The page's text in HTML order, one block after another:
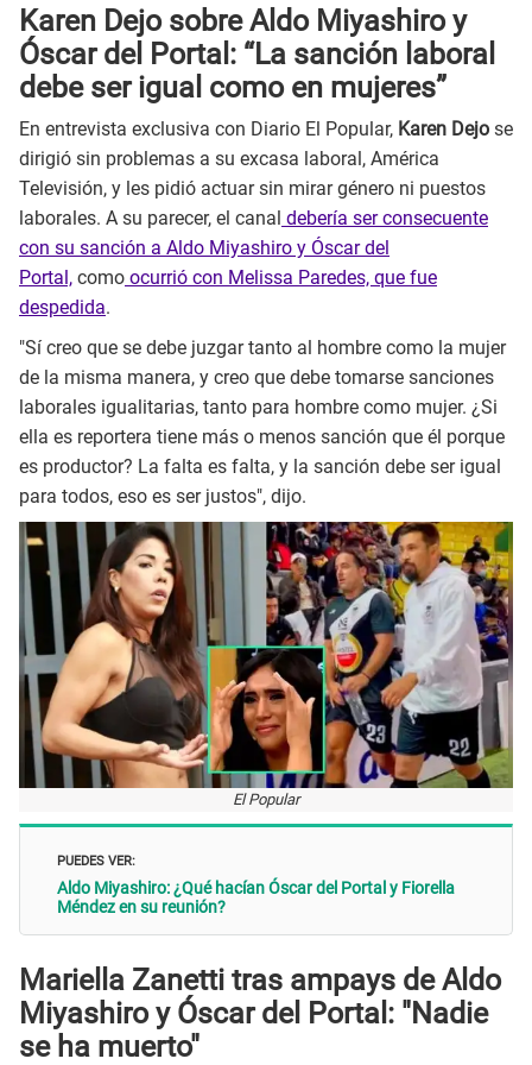
Karen Dejo sobre Aldo Miyashiro y
Óscar del Portal: “La sanción laboral
debe ser igual como en mujeres”
En entrevista exclusiva con Diario El Popular, Karen Dejo se
dirigió sin problemas a su excasa laboral, América
Televisión, y les pidió actuar sin mirar género ni puestos
laborales. A su parecer, el canal debería ser consecuente
con su sanción a Aldo Miyashiro y Óscar del
Portal, como ocurrió con Melissa Paredes, que fue
despedida.
"Sí creo que se debe juzgar tanto al hombre como la mujer
de la misma manera, y creo que debe tomarse sanciones
laborales igualitarias, tanto para hombre como mujer. ¿Si
ella es reportera tiene más o menos sanción que él porque
es productor? La falta es falta, y la sanción debe ser igual
para todos, eso es ser justos", dijo.
El Popular
PUEDES VER:
Aldo Miyashiro: ¿Qué hacían Óscar del Portal y Fiorella
Méndez en su reunión?
Mariella Zanetti tras ampays de Aldo
Miyashiro y Óscar del Portal: "Nadie
se ha muerto"